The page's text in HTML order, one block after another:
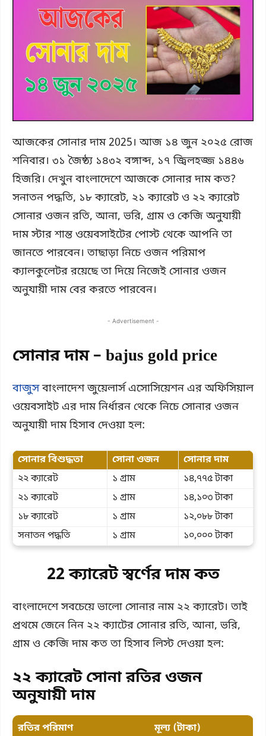
আজকের সোনার দাম 2025। আজ ১৪ জুন ২০২৫ রোজ
শনিবার। ৩১ জৈষ্ঠ্য ১৪৩২ বঙ্গাব্দ, ১৭ জ্বিলহজ্জ ১৪৪৬
হিজরি। দেখুন বাংলাদেশে আজকে সোনার দাম কত?
সনাতন পদ্ধতি, ১৮ ক্যারেট, ২১ ক্যারেট ও ২২ ক্যারেট
সোনার ওজন রতি, আনা, ভরি, গ্রাম ও কেজি অনুযায়ী
দাম স্টার শান্ত ওয়েবসাইটের পোস্ট থেকে আপনি তা
জানতে পারবেন। তাছাড়া নিচে ওজন পরিমাপ
ক্যালকুলেটর রয়েছে তা দিয়ে নিজেই সোনার ওজন
অনুযায়ী দাম বের করতে পারবেন।
- Advertisement -
সোনার দাম – bajus gold price
বাজুসবাংলাদেশ জুয়েলার্স এসোসিয়েশন এর অফিসিয়াল
ওয়েবসাইট এর দাম নির্ধারন থেকে নিচে সোনার ওজন
অনুযায়ী দাম হিসাব দেওয়া হল:
সোনার বিশুদ্ধতা সোনা ওজন
সোনার দাম
২২ ক্যারেট
১ গ্রাম
১৪,৭৭৫ টাকা
২১ ক্যারেট
১ গ্রাম
১৪,১০৩ টাকা
১৮ ক্যারেট
১ গ্রাম
১২,০৮৮ টাকা
সনাতন পদ্ধতি
১ গ্রাম ১০,০০০ টাকা
22 ক্যারেট স্বর্ণের দাম কত
বাংলাদেশে সবচেয়ে ভালো সোনার নাম ২২ ক্যারেট। তাই
প্রথমে জেনে নিন ২২ ক্যাটের সোনার রতি, আনা, ভরি,
গ্রাম ও কেজি দাম কত তা হিসাব লিস্ট দেওয়া হল:
২২ ক্যারেট সোনা রতির ওজন
অনুযায়ী দাম
রতির পরিমাণ মূল্য (টাকা)